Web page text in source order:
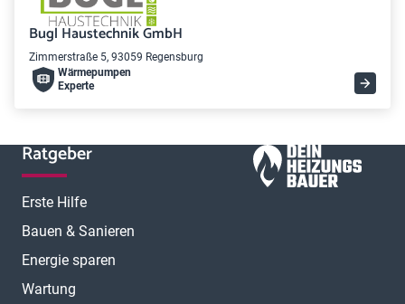
Bugl Haustechnik GmbH
Zimmerstraße 5, 93059 Regensburg
Wärme­pumpen
Experte
Ratgeber
Erste Hilfe
Bauen & Sanieren
Energie sparen
Wartung